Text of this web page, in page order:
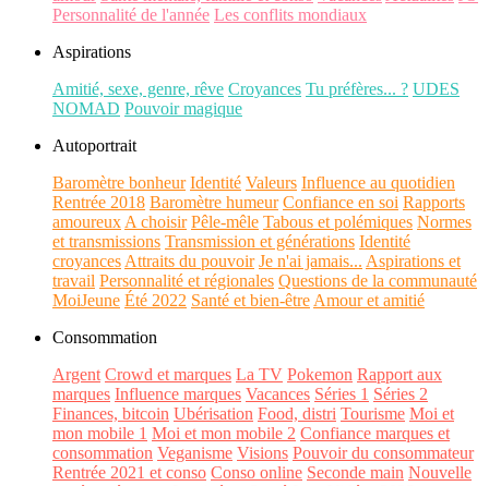
Personnalité de l'année Les conflits mondiaux
Aspirations
Amitié, sexe, genre, rêve Croyances Tu préfères... ? UDES
NOMAD Pouvoir magique
Autoportrait
Baromètre bonheur Identité Valeurs Influence au quotidien
Rentrée 2018 Baromètre humeur Confiance en soi Rapports
amoureux A choisir Pêle-mêle Tabous et polémiques Normes
et transmissions Transmission et générations Identité
croyances Attraits du pouvoir Je n'ai jamais... Aspirations et
travail Personnalité et régionales Questions de la communauté
MoiJeune Été 2022 Santé et bien-être Amour et amitié
Consommation
Argent Crowd et marques La TV Pokemon Rapport aux
marques Influence marques Vacances Séries 1 Séries 2
Finances, bitcoin Ubérisation Food, distri Tourisme Moi et
mon mobile 1 Moi et mon mobile 2 Confiance marques et
consommation Veganisme Visions Pouvoir du consommateur
Rentrée 2021 et conso Conso online Seconde main Nouvelle